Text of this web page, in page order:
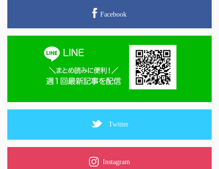
Facebook
Twitter
Instagram